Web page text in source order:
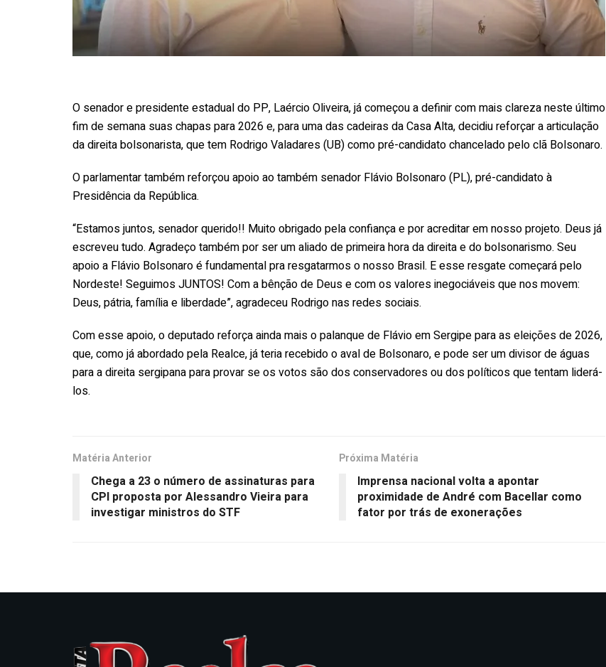
O senador e presidente estadual do PP, Laércio Oliveira, já começou a definir com mais clareza neste último
fim de semana suas chapas para 2026 e, para uma das cadeiras da Casa Alta, decidiu reforçar a articulação
da direita bolsonarista, que tem Rodrigo Valadares (UB) como pré-candidato chancelado pelo clã Bolsonaro.
O parlamentar também reforçou apoio ao também senador Flávio Bolsonaro (PL), pré-candidato à
Presidência da República.
“Estamos juntos, senador querido!! Muito obrigado pela confiança e por acreditar em nosso projeto. Deus já
escreveu tudo. Agradeço também por ser um aliado de primeira hora da direita e do bolsonarismo. Seu
apoio a Flávio Bolsonaro é fundamental pra resgatarmos o nosso Brasil. E esse resgate começará pelo
Nordeste! Seguimos JUNTOS! Com a bênção de Deus e com os valores inegociáveis que nos movem:
Deus, pátria, família e liberdade”, agradeceu Rodrigo nas redes sociais.
Com esse apoio, o deputado reforça ainda mais o palanque de Flávio em Sergipe para as eleições de 2026,
que, como já abordado pela Realce, já teria recebido o aval de Bolsonaro, e pode ser um divisor de águas
para a direita sergipana para provar se os votos são dos conservadores ou dos políticos que tentam liderá-
los.
Matéria Anterior
Chega a 23 o número de assinaturas para
CPI proposta por Alessandro Vieira para
investigar ministros do STF
Próxima Matéria
Imprensa nacional volta a apontar
proximidade de André com Bacellar como
fator por trás de exonerações